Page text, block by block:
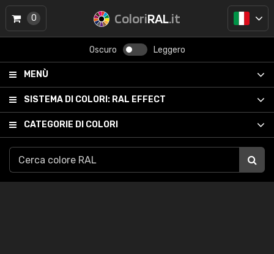
ColoriRAL.it
Oscuro Leggero
MENÙ
SISTEMA DI COLORI: RAL EFFECT
CATEGORIE DI COLORI
0